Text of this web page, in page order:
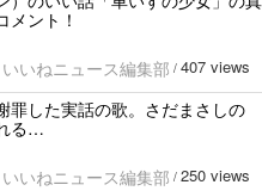
メント！
いいねニュース編集部 / 407 views
罪した実話の歌。さだまさしの
る…
いいねニュース編集部 / 250 views